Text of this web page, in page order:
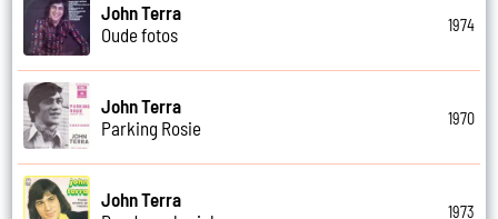
John Terra
Oude fotos
1974
John Terra
Parking Rosie
1970
John Terra
1973